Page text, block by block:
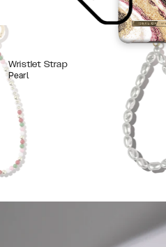
Wristlet Strap
Pearl